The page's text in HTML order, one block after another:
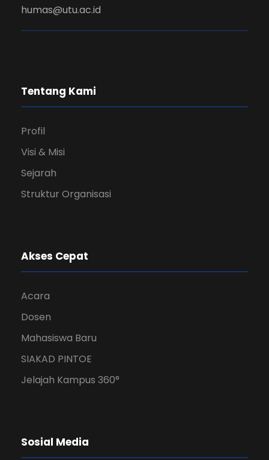
humas@utu.ac.id
Tentang Kami
Profil
Visi & Misi
Sejarah
Struktur Organisasi
Akses Cepat
Acara
Dosen
Mahasiswa Baru
SIAKAD PINTOE
Jelajah Kampus 360°
Sosial Media